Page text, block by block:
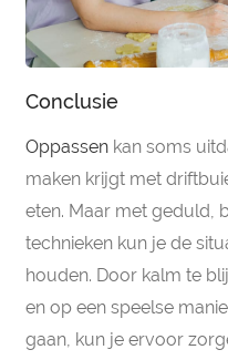
Conclusie
Oppassenkan soms
maken krijgt met
eten. Maar met geduld,
technieken kun je de
houden. Door kalm te
en op een speelse
gaan, kun je ervoor